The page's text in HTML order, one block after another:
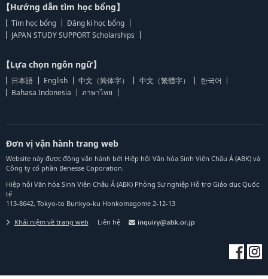
【Hướng dẫn tìm học bổng】
Tìm học bổng
Đăng kí học bổng
JAPAN STUDY SUPPORT Scholarships
【Lựa chọn ngôn ngữ】
日本語 English 中文（简体字） 中文（繁體字）
한국어
Bahasa Indonesia
ภาษาไทย
Đơn vị vận hành trang web
Website này được đồng vận hành bởi Hiệp hội Văn hóa Sinh Viên Châu Á (ABK) và
Công ty cổ phần Benesse Coporation.
Hiệp hội Văn hóa Sinh Viên Châu Á (ABK) Phòng Sự nghiệp Hỗ trợ Giáo dục Quốc
tế
113-8642, Tokyo-to Bunkyo-ku Honkomagome 2-12-13
Khái niệm về trang web Liên hệ